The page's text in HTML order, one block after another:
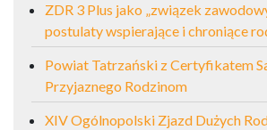
ZDR 3 Plus jako „związek
postulaty wspierające i chroniące
Powiat Tatrzański z Certyfikatem
Przyjaznego Rodzinom
XIV Ogólnopolski Zjazd Dużych